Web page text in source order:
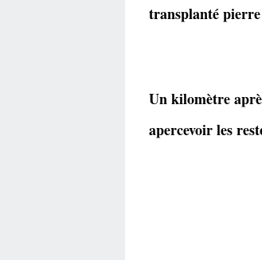
transplanté
Un kilomètre
apercevoir les